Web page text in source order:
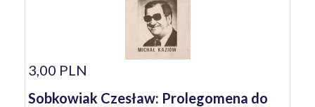
3,00 PLN
Sobkowiak Czesław: Prolegomena do